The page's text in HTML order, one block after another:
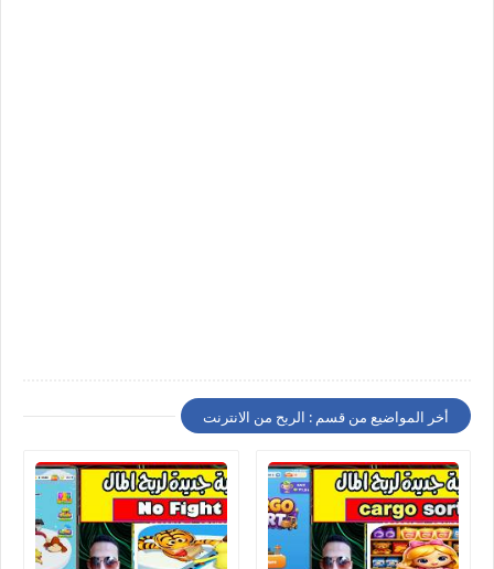
أخر المواضيع من قسم : الربح من الانترنت